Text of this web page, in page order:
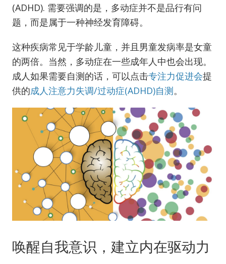
(ADHD). 需要强调的是，多动症并不是品行有问
题，而是属于一种神经发育障碍。
这种疾病常见于学龄儿童，并且男童发病率是女童
的两倍。当然，多动症在一些成年人中也会出现。
成人如果需要自测的话，可以点击专注力促进会提
供的成人注意力失调/过动症(ADHD)自测。
唤醒自我意识，建立内在驱动力